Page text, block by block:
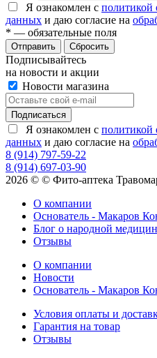
Я ознакомлен с политикой
данных и даю согласие на
* — обязательные поля
Сбросить
Подписывайтесь
на новости и акции
Новости магазина
Я ознакомлен с политикой
данных и даю согласие на
8 (914) 797-59-22
8 (914) 697-03-90
2026 © © Фито-аптека
О компании
Основатель - Макаров
Блог о народной
Отзывы
О компании
Новости
Основатель - Макаров
Условия оплаты и
Гарантия на товар
Отзывы